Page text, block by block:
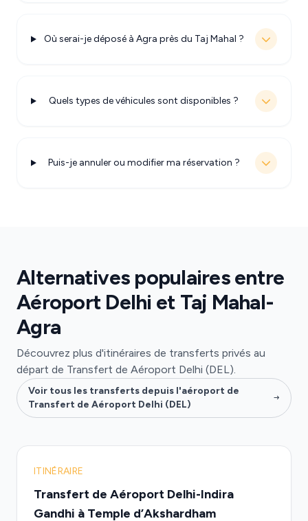
Où serai-je déposé à Agra près du Taj Mahal ?
Quels types de véhicules sont disponibles ?
Puis-je annuler ou modifier ma réservation ?
Alternatives populaires entre
Aéroport Delhi et Taj Mahal-
Agra
Découvrez plus d'itinéraires de transferts privés au
départ de Transfert de Aéroport Delhi (DEL).
Voir tous les transferts depuis l'aéroport de
Transfert de Aéroport Delhi (DEL)
ITINÉRAIRE
Transfert de Aéroport Delhi-Indira
Gandhi à Temple d’Akshardham